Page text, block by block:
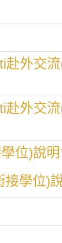
外交
外交
位)說
接學位)